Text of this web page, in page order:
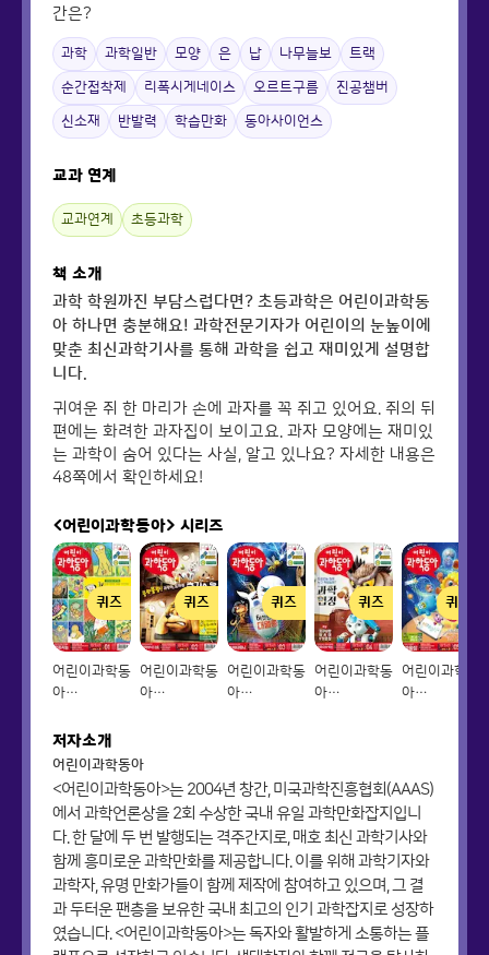
간은?
과학 과학일반 모양 은 납 나무늘보 트랙
순간접착제 리폭시게네이스 오르트구름 진공챔버
신소재 반발력 학습만화 동아사이언스
교과 연계
교과연계 초등과학
책 소개
과학 학원까진 부담스럽다면? 초등과학은 어린이과학동
아 하나면 충분해요! 과학전문기자가 어린이의 눈높이에
맞춘 최신과학기사를 통해 과학을 쉽고 재미있게 설명합
니다.
귀여운 쥐 한 마리가 손에 과자를 꼭 쥐고 있어요. 쥐의 뒤
편에는 화려한 과자집이 보이고요. 과자 모양에는 재미있
는 과학이 숨어 있다는 사실, 알고 있나요? 자세한 내용은
48쪽에서 확인하세요!
<어린이과학동아> 시리즈
퀴즈
어린이과학동
아
퀴즈
어린이과학동
아
퀴즈
어린이과학동
아
퀴즈
어린이과학동
아
퀴즈
어린이과학동
아
저자소개
어린이과학동아
<어린이과학동아>는 2004년 창간, 미국과학진흥협회(AAAS)
에서 과학언론상을 2회 수상한 국내 유일 과학만화잡지입니
다. 한 달에 두 번 발행되는 격주간지로, 매호 최신 과학기사와
함께 흥미로운 과학만화를 제공합니다. 이를 위해 과학기자와
과학자, 유명 만화가들이 함께 제작에 참여하고 있으며, 그 결
과 두터운 팬층을 보유한 국내 최고의 인기 과학잡지로 성장하
였습니다. <어린이과학동아>는 독자와 활발하게 소통하는 플